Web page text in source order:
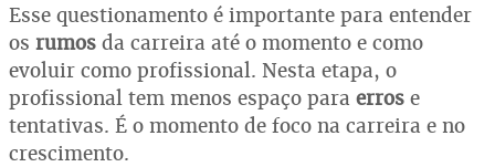
Esse questionamento é importante para entender
os rumos da carreira até o momento e como
evoluir como profissional. Nesta etapa, o
profissional tem menos espaço para erros e
tentativas. É o momento de foco na carreira e no
crescimento.